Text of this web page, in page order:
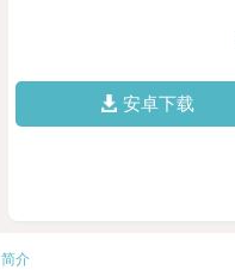
安卓下载
简介